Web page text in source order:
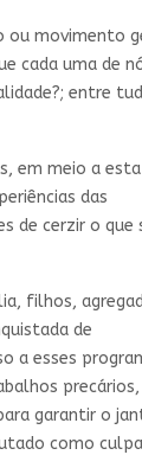
ou movimento
cada uma de
entre
em meio a esta
das
de cerzir o que
filhos,
de
a esses
precários,
garantir o
como culpa